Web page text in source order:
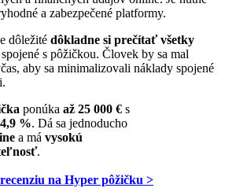
a zabezpečené platformy.
dôležité dôkladne si prečítať všetky
spojené s pôžičkou. Človek by sa mal
aby sa minimalizovali náklady spojené
ponúka až 25 000 € s
%. Dá sa jednoducho
a má vysokú
.
na Hyper pôžičku >